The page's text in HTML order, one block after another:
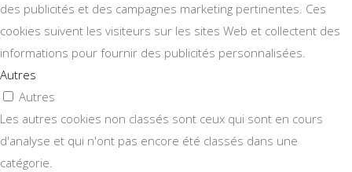
des publicités et des campagnes marketing pertinentes. Ces
cookies suivent les visiteurs sur les sites Web et collectent des
informations pour fournir des publicités personnalisées.
Autres
Autres
Les autres cookies non classés sont ceux qui sont en cours
d'analyse et qui n'ont pas encore été classés dans une
catégorie.